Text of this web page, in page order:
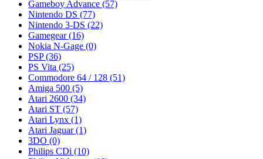
Gameboy Advance (57)
Nintendo DS (77)
Nintendo 3-DS (22)
Gamegear(16)
Nokia N-Gage (0)
PSP(36)
PS Vita (25)
Commodore 64 / 128 (51)
Amiga 500 (5)
Atari 2600 (34)
Atari ST (57)
Atari Lynx (1)
Atari Jaguar(1)
3DO (0)
Philips CDi (10)